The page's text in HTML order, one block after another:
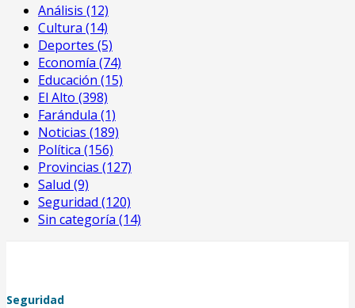
Análisis (12)
Cultura (14)
Deportes (5)
Economía (74)
Educación (15)
El Alto (398)
Farándula (1)
Noticias (189)
Política (156)
Provincias (127)
Salud (9)
Seguridad (120)
Sin categoría (14)
Seguridad